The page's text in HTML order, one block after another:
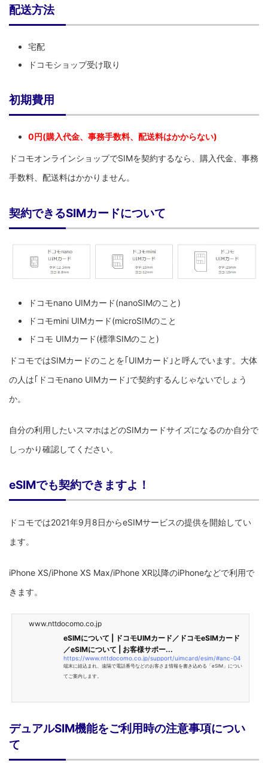
配送方法
宅配
ドコモショップ受け取り
初期費用
0円(購入代金、事務手数料、配送料はかからない)
ドコモオンラインショップでSIMを契約するなら、購入代金、事務
手数料、配送料はかかりません。
契約できるSIMカードについて
ドコモnano UIMカード(nanoSIMのこと)
ドコモmini UIMカード(microSIMのこと
ドコモ UIMカード(標準SIMのこと)
ドコモではSIMカードのことを｢UIMカード｣と呼んでいます。大体
の人は｢ドコモnano UIMカード｣で契約するんじゃないでしょう
か。
自分の利用したいスマホはどのSIMカードサイズになるのか自分で
しっかり確認してください。
eSIMでも契約できますよ！
ドコモでは2021年9月8日からeSIMサービスの提供を開始してい
ます。
iPhone XS/iPhone XS Max/iPhone XR以降のiPhoneなどで利用で
きます。
www.nttdocomo.co.jp
eSIMについて | ドコモUIMカード／ドコモeSIMカード
／eSIMについて | お客様サポー...
https://www.nttdocomo.co.jp/support/uimcard/esim/#anc-04
端末に組込まれ、遠隔で電話番号などのお客さま情報を書き込める「eSIM」につい
てご案内します。
デュアルSIM機能をご利用時の注意事項につい
て